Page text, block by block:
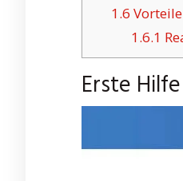
1.6
1.6.1
Erste